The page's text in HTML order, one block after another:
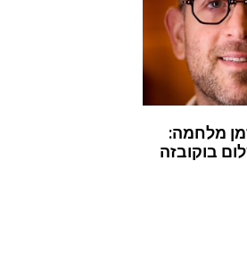
מלחמה:
בוקובזה